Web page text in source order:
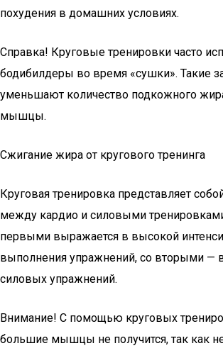
похудения в домашних условиях.
Справка! Круговые тренировки часто
бодибилдеры во время «сушки». Такие
уменьшают количество подкожного
мышцы.
Сжигание жира от кругового тренинга
Круговая тренировка представляет
между кардио и силовыми
первыми выражается в высокой
выполнения упражнений, со вторыми —
силовых упражнений.
Внимание! С помощью круговых
большие мышцы не получится, так как